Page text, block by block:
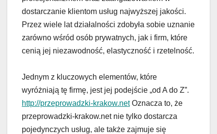
dostarczanie klientom usług najwyższej jakości.
Przez wiele lat działalności zdobyła sobie uznanie
zarówno wśród osób prywatnych, jak i firm, które
cenią jej niezawodność, elastyczność i rzetelność.
Jednym z kluczowych elementów, które
wyróżniają tę firmę, jest jej podejście „od A do Z”.
http://przeprowadzki-krakow.netOznacza to, że
przeprowadzki-krakow.net nie tylko dostarcza
pojedynczych usług, ale także zajmuje się